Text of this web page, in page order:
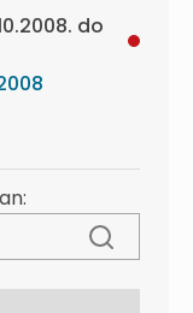
do